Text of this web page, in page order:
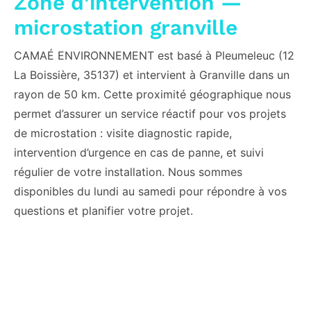
microstation granville
CAMAÉ ENVIRONNEMENT est basé à Pleumeleuc (12
La Boissière, 35137) et intervient à Granville dans un
rayon de 50 km. Cette proximité géographique nous
permet d’assurer un service réactif pour vos projets
de microstation : visite diagnostic rapide,
intervention d’urgence en cas de panne, et suivi
régulier de votre installation. Nous sommes
disponibles du lundi au samedi pour répondre à vos
questions et planifier votre projet.